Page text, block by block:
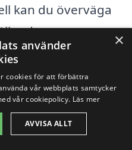
kan du överväga
×
använder
cookies för att förbättra
vår webbplats samtycker
vår cookiepolicy. Läs mer
AVVISA ALLT